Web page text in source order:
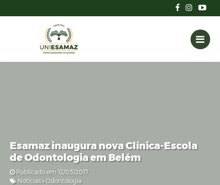
Esamaz inaugura nova Clínica-Escola
de Odontologia em Belém
Publicado em 12/03/2017
Notícias Odontologia